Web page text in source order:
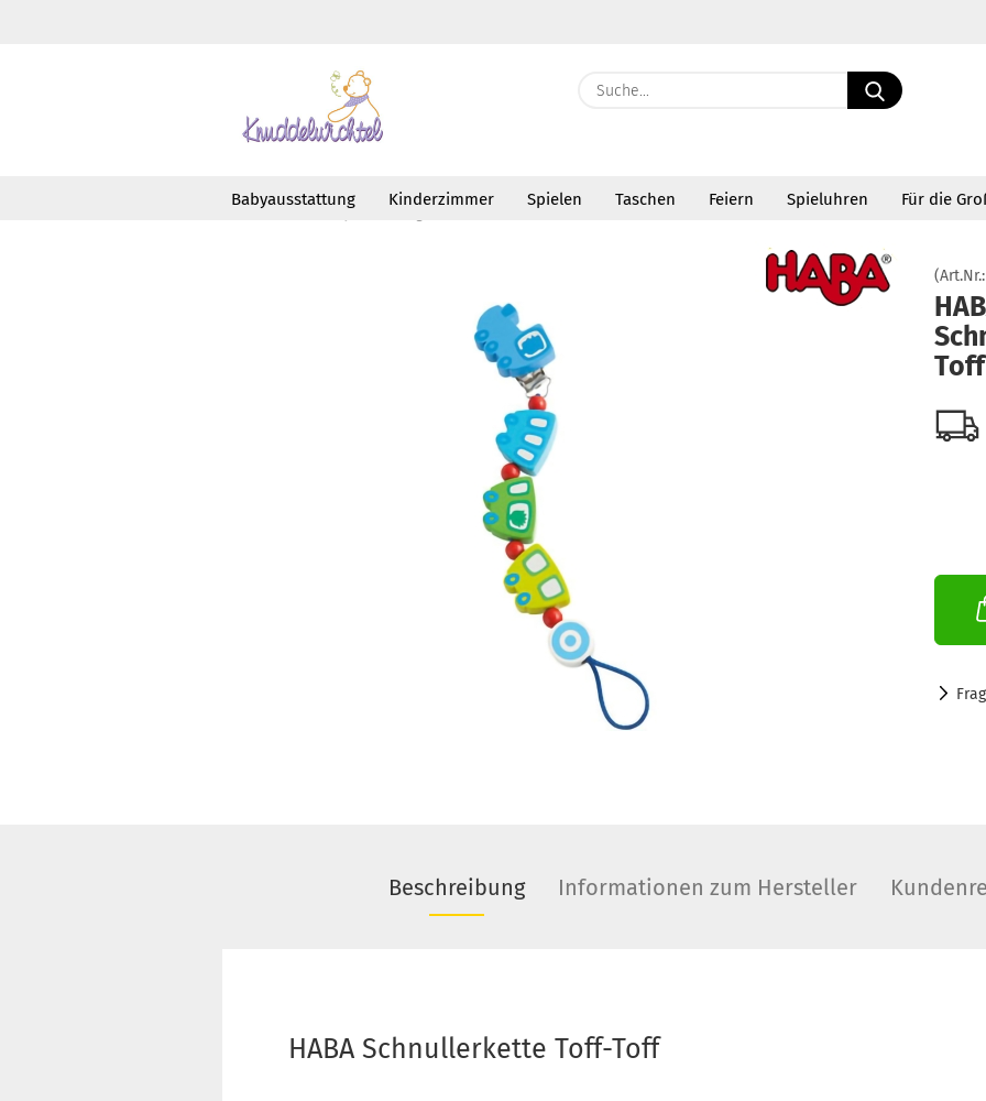
Suche...
Babyausstattung Kinderzimmer Spielen Taschen Feiern Spieluhren Für die
(Art.Nr.:
Toff
Beschreibung Informationen zum Hersteller
HABA Schnullerkette Toff-Toff